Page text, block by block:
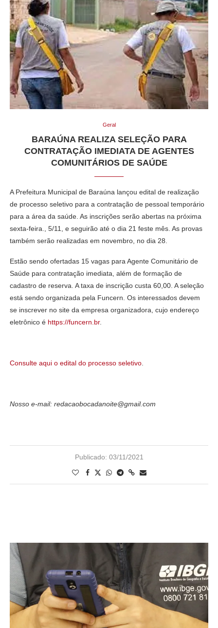
Geral
BARAÚNA REALIZA SELEÇÃO PARA
CONTRATAÇÃO IMEDIATA DE AGENTES
COMUNITÁRIOS DE SAÚDE
A Prefeitura Municipal de Baraúna lançou edital de realização
de processo seletivo para a contratação de pessoal temporário
para a área da saúde. As inscrições serão abertas na próxima
sexta-feira., 5/11, e seguirão até o dia 21 feste mês. As provas
também serão realizadas em novembro, no dia 28.
Estão sendo ofertadas 15 vagas para Agente Comunitário de
Saúde para contratação imediata, além de formação de
cadastro de reserva. A taxa de inscrição custa 60,00. A seleção
está sendo organizada pela Funcern. Os interessados devem
se inscrever no site da empresa organizadora, cujo endereço
eletrônico é https://funcern.br.
Consulte aqui o edital do processo seletivo
Nosso e-mail: redacaobocadanoite@gmail.com
Publicado: 03/11/2021